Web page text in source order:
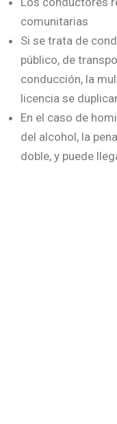
comunitarias
Si se trata de
público, de
conducción, la
licencia se
En el caso de
del alcohol, la
doble, y puede